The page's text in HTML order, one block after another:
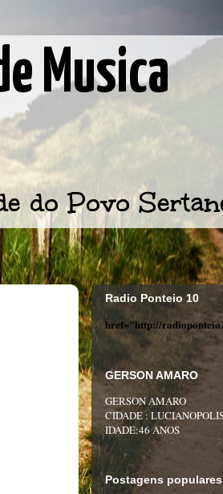
Musica
do Povo
Radio Ponteio 10
href="http://
GERSON AMARO
GERSON AMARO
CIDADE :
IDADE:46 ANOS
Postagens populares